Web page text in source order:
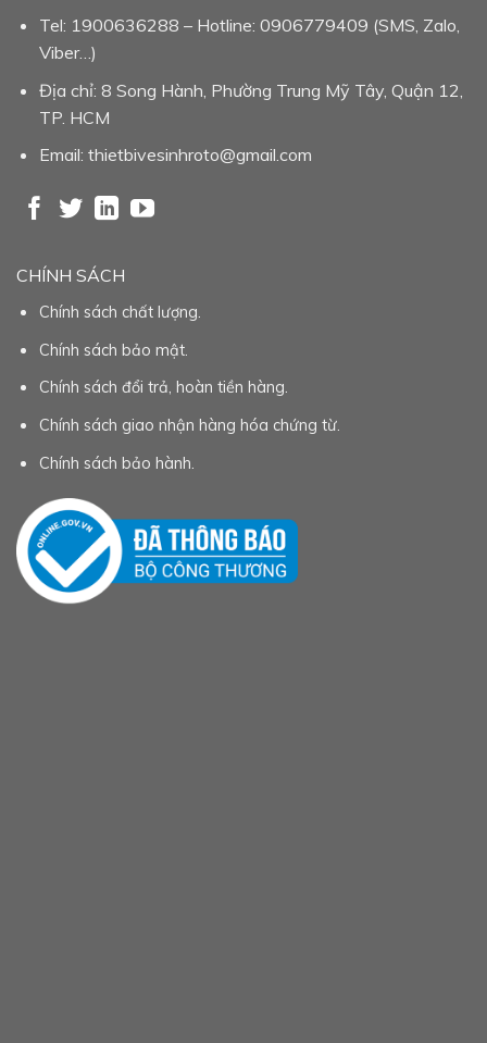
Tel: 1900636288 – Hotline: 0906779409 (SMS, Zalo,
Viber…)
Địa chỉ: 8 Song Hành, Phường Trung Mỹ Tây, Quận 12,
TP. HCM
Email: thietbivesinhroto@gmail.com
CHÍNH SÁCH
Chính sách chất lượng.
Chính sách bảo mật.
Chính sách đổi trả, hoàn tiền hàng.
Chính sách giao nhận hàng hóa chứng từ.
Chính sách bảo hành.